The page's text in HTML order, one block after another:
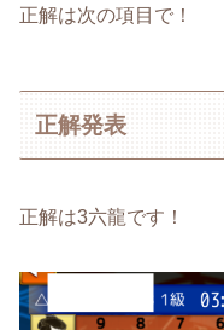
正解は次の項目で！
正解発表
正解は3六龍です！